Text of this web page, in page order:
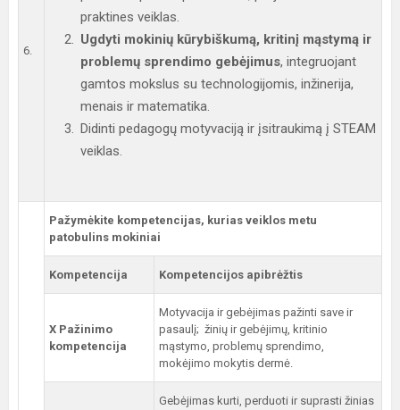
6.
praktines veiklas.
Ugdyti mokinių kūrybiškumą, kritinį mąstymą ir
problemų sprendimo gebėjimus, integruojant
gamtos mokslus su technologijomis, inžinerija,
menais ir matematika.
Didinti pedagogų motyvaciją ir įsitraukimą į STEAM
veiklas.
Pažymėkite kompetencijas, kurias veiklos metu
patobulins mokiniai
Kompetencija Kompetencijos apibrėžtis
X Pažinimo
kompetencija
Motyvacija ir gebėjimas pažinti save ir
pasaulį; žinių ir gebėjimų, kritinio
mąstymo, problemų sprendimo,
mokėjimo mokytis dermė.
Gebėjimas kurti, perduoti ir suprasti žinias